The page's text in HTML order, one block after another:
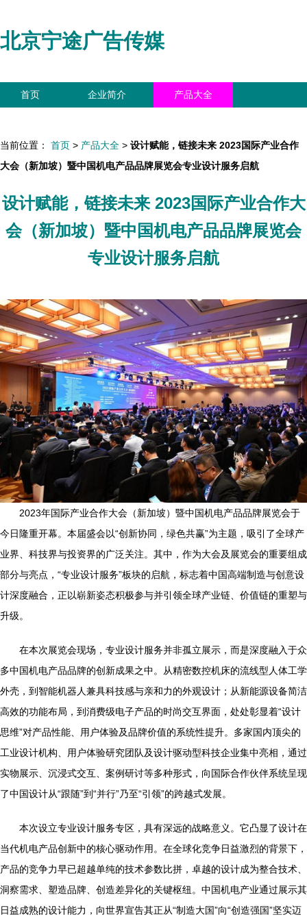
北京宁途广告传媒
首页 企业简介 产品大全
当前位置： 首页 > 产品大全 > 设计赋能，链接未来 2023国际产业合作
大会（新加坡）暨中国机电产品品牌展览会专业设计服务启航
设计赋能，链接未来 2023国际产业合作大
会（新加坡）暨中国机电产品品牌展览会
专业设计服务启航
2023年国际产业合作大会（新加坡）暨中国机电产品品牌展览会于
今日隆重开幕。本届盛会以“创新协同，绿色共赢”为主题，吸引了全球产
业界、科技界与投资界的广泛关注。其中，作为大会及展览会的重要组成
部分与亮点，“专业设计服务”板块的启航，标志着中国高端制造与创意设
计深度融合，正以崭新姿态积极参与并引领全球产业链、价值链的重塑与
升级。
在本次展览会现场，专业设计服务并非孤立展示，而是深度融入于众
多中国机电产品品牌的创新成果之中。从精密数控机床的流线型人体工学
外壳，到智能机器人兼具科技感与亲和力的外观设计；从新能源设备简洁
高效的功能布局，到消费级电子产品的时尚交互界面，处处彰显着“设计
思维”对产品性能、用户体验及品牌价值的系统性提升。多家国内顶尖的
工业设计机构、用户体验研究团队及设计驱动型科技企业集中亮相，通过
实物展示、沉浸式交互、案例研讨等多种形式，向国际合作伙伴系统呈现
了中国设计从“跟随”到“并行”乃至“引领”的跨越式发展。
本次设立专业设计服务专区，具有深远的战略意义。它凸显了设计在
当代机电产品创新中的核心驱动作用。在全球化竞争日益激烈的背景下，
产品的竞争力早已超越单纯的技术参数比拼，卓越的设计成为整合技术、
洞察需求、塑造品牌、创造差异化的关键枢纽。中国机电产业通过展示其
日益成熟的设计能力，向世界宣告其正从“制造大国”向“创造强国”坚实迈